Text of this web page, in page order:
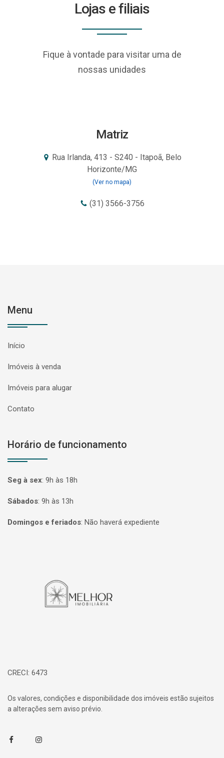
Lojas e filiais
Fique à vontade para visitar uma de
nossas unidades
Matriz
Rua Irlanda, 413 - S240 - Itapoã, Belo
Horizonte/MG
(Ver no mapa)
(31) 3566-3756
Menu
Início
Imóveis à venda
Imóveis para alugar
Contato
Horário de funcionamento
Seg à sex: 9h às 18h
Sábados: 9h às 13h
Domingos e feriados: Não haverá expediente
CRECI: 6473
Os valores, condições e disponibilidade dos imóveis estão sujeitos
a alterações sem aviso prévio.
FacebookInstagram